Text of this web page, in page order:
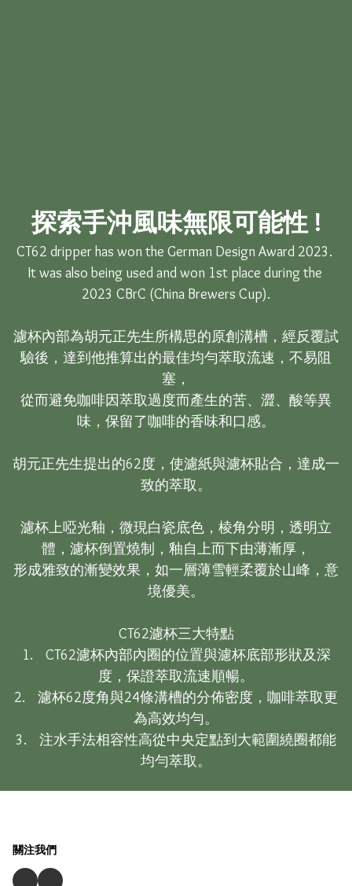
探索手沖風味無限可能性 !
CT62 dripper has won the German Design Award 2023.
It was also being used and won 1st place during the
2023 CBrC (China Brewers Cup).
濾杯內部為胡元正先生所構思的原創溝槽，經反覆試
驗後，達到他推算出的最佳均勻萃取流速，不易阻
塞，
從而避免咖啡因萃取過度而產生的苦、澀、酸等異
味，保留了咖啡的香味和口感。
胡元正先生提出的62度，使濾紙與濾杯貼合，達成一
致的萃取。
濾杯上啞光釉，微現白瓷底色，棱角分明，透明立
體，濾杯倒置燒制，釉自上而下由薄漸厚，
形成雅致的漸變效果，如一層薄雪輕柔覆於山峰，意
境優美。
CT62濾杯三大特點
1.    CT62濾杯內部內圈的位置與濾杯底部形狀及深
度，保證萃取流速順暢。
2.    濾杯62度角與24條溝槽的分佈密度，咖啡萃取更
為高效均勻。
3.    注水手法相容性高從中央定點到大範圍繞圈都能
均勻萃取。
關注我們